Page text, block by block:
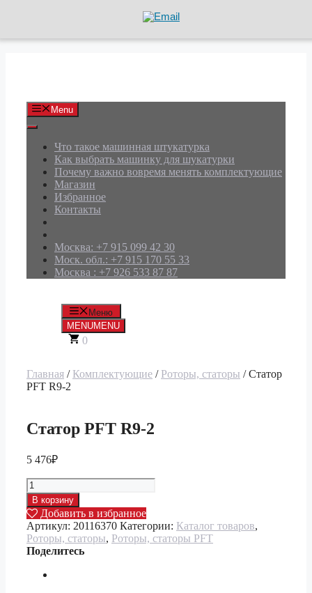
Menu
Что такое машинная штукатурка
Как выбрать машинку для шукатурки
Почему важно вовремя менять комплектующие
Магазин
Избранное
Контакты
Москва: +7 915 099 42 30
Моск. обл.: +7 915 170 55 33
Москва : +7 926 533 87 87
Меню
MENUMENU
0
Главная / Комплектующие / Роторы, статоры / Статор
PFT R9-2
Статор PFT R9-2
5 476₽
Количество
товара
Статор
PFT
R9-
2
В корзину
Добавить в избранное
Артикул: 20116370 Категории: Каталог товаров,
Роторы, статоры, Роторы, статоры PFT
Поделитесь